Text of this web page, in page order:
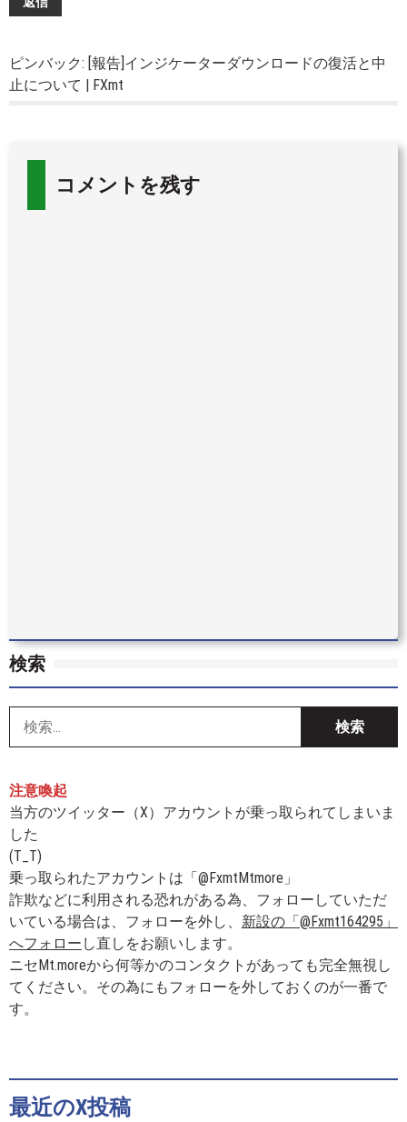
ピンバック: [報告]インジケーターダウンロードの復活と中
止について | FXmt
コメントを残す
検索
注意喚起
当方のツイッター（X）アカウントが乗っ取られてしまいま
した
(T_T)
乗っ取られたアカウントは「@FxmtMtmore」
詐欺などに利用される恐れがある為、フォローしていただ
いている場合は、フォローを外し、 新設の「@Fxmt164295」
へフォロー し直しをお願いします。
ニセMt.moreから何等かのコンタクトがあっても完全無視し
てください。その為にもフォローを外しておくのが一番で
す。
最近のX投稿